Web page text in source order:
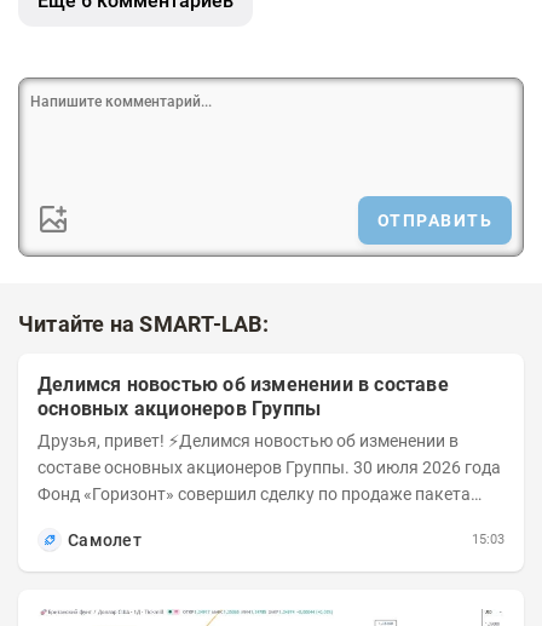
ОТПРАВИТЬ
Читайте на SMART-LAB:
Делимся новостью об изменении в составе
основных акционеров Группы
Друзья, привет! ⚡️Делимся новостью об изменении в
составе основных акционеров Группы. 30 июля 2026 года
Фонд «Горизонт» совершил сделку по продаже пакета
Самолет
15:03